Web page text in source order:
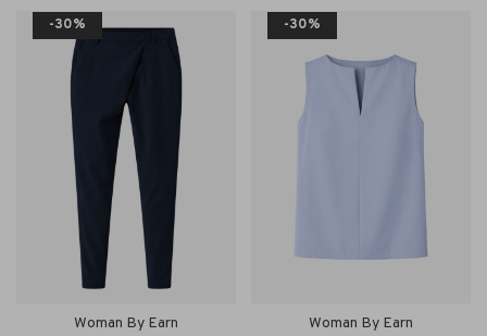
-30%
Woman By Earn
-30%
Woman By Earn